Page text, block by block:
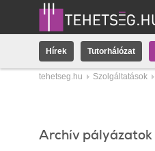
Hírek Tutorhálózat
tehetseg.hu Szolgáltatások
Archív pályázatok